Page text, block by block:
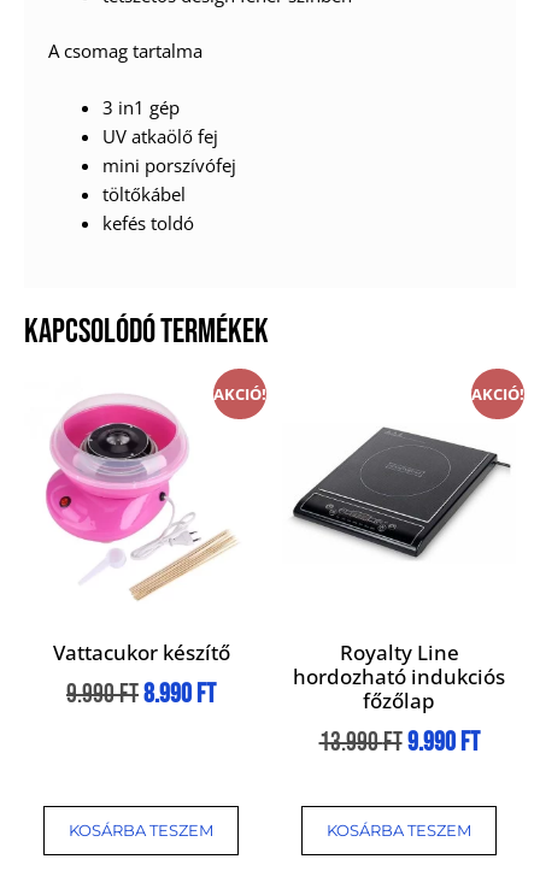
A csomag tartalma
3 in1 gép
UV atkaölő fej
mini porszívófej
töltőkábel
kefés toldó
KAPCSOLÓDÓ TERMÉKEK
AKCIÓ!
Vattacukor készítő
9.990Ft8.990Ft
KOSÁRBA TESZEM
AKCIÓ!
Royalty Line
hordozható indukciós
főzőlap
13.990Ft9.990Ft
KOSÁRBA TESZEM